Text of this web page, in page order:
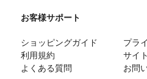
お客様サポート
ショッピングガイド
利用規約
よくある質問
プラ
サイ
お問